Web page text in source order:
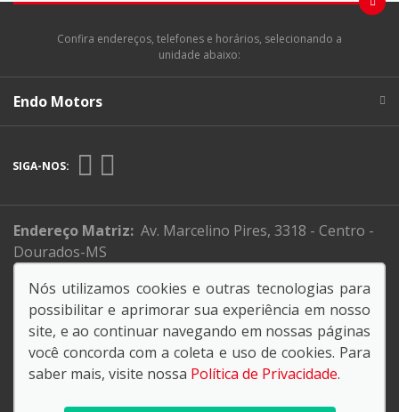
Confira endereços, telefones e horários, selecionando a
unidade abaixo:
Endo Motors
SIGA-NOS:
Endereço Matriz: Av. Marcelino Pires, 3318 - Centro -
Dourados-MS
No trânsito, enxergar o outro é salvar vidas..
Nós utilizamos cookies e outras tecnologias para
possibilitar e aprimorar sua experiência em nosso
site, e ao continuar navegando em nossas páginas
você concorda com a coleta e uso de cookies. Para
saber mais, visite nossa Política de Privacidade.